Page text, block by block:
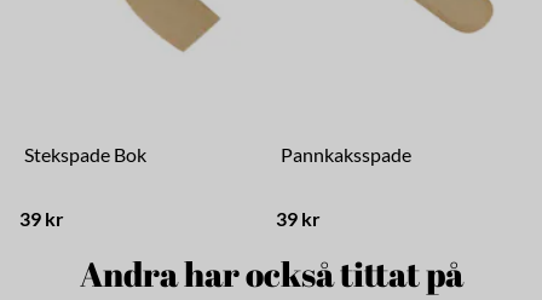
Stekspade Bok
39 kr
Pannkaksspade
39 kr
Andra har också tittat på